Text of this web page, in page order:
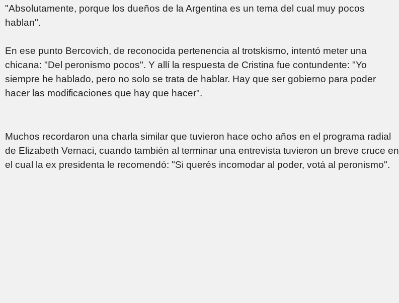
"Absolutamente, porque los dueños de la Argentina es un tema del cual muy pocos
hablan".
En ese punto Bercovich, de reconocida pertenencia al trotskismo, intentó meter una
chicana: "Del peronismo pocos". Y allí la respuesta de Cristina fue contundente: "Yo
siempre he hablado, pero no solo se trata de hablar. Hay que ser gobierno para poder
hacer las modificaciones que hay que hacer".
Muchos recordaron una charla similar que tuvieron hace ocho años en el programa radial
de Elizabeth Vernaci, cuando también al terminar una entrevista tuvieron un breve cruce en
el cual la ex presidenta le recomendó: "Si querés incomodar al poder, votá al peronismo".